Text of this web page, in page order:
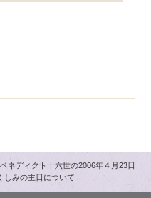
ネディクト十六世の2006年４月23日
みの主日について